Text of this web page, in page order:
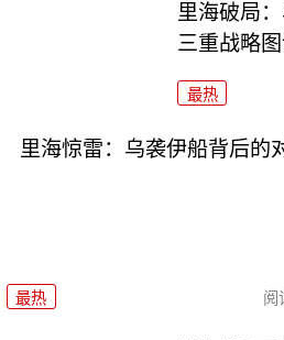
里海破局
三重战略
最热
里海惊雷：乌袭伊船背后的
最热 阅